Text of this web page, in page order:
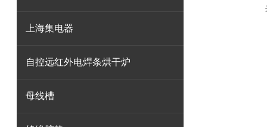
上海集电器
自控远红外电焊条烘干炉
母线槽